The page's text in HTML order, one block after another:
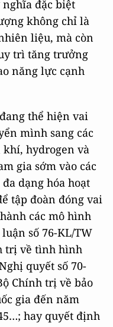
đặc biệt
không chỉ là
liệu, mà còn
trì tăng trưởng
năng lực cạnh
thể hiện vai
mình sang các
hydrogen và
gia sớm vào các
dạng hóa hoạt
tập đoàn đóng vai
các mô hình
số 76-KL/TW
trị về tình hình
quyết số 70-
Chính trị về bảo
gia đến năm
hay quyết định